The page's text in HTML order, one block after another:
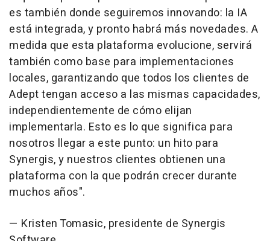
es también donde seguiremos innovando: la IA
está integrada, y pronto habrá más novedades. A
medida que esta plataforma evolucione, servirá
también como base para implementaciones
locales, garantizando que todos los clientes de
Adept tengan acceso a las mismas capacidades,
independientemente de cómo elijan
implementarla. Esto es lo que significa para
nosotros llegar a este punto: un hito para
Synergis, y nuestros clientes obtienen una
plataforma con la que podrán crecer durante
muchos años".
— Kristen Tomasic, presidente de Synergis